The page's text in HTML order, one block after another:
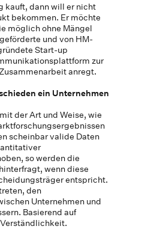
kauft, dann will er nicht
bekommen. Er möchte
möglich ohne Mängel
und von HM-
Start-up
zur
anregt.
ein Unternehmen
der Art und Weise, wie
scheinbar valide Daten
so werden die
wenn diese
entspricht.
den
Unternehmen und
Basierend auf